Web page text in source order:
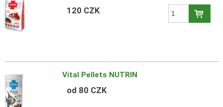
120 CZK
Vital Pellets NUTRIN
od 80 CZK